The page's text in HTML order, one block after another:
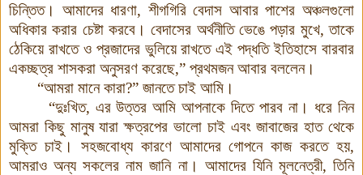
চিন্তিত।
আমাদের ধারণা, শীগগিরি বেদাস আবার পাশের অঞ্চলগুলো
অধিকার করার চেষ্টা করবে । বেদাসের অর্থনীতি ভেঙে পড়ার মুখে,তাকে
ঠেকিয়ে রাখতে ও প্রজাদের ভুলিয়ে রাখতে এই পদ্ধতি ইতিহাসে বারবার
একচ্ছত্র শাসকরা অনুসরণ করেছে,” প্রথমজন আবার বললেন।
“আমরা মানে কারা?” জানতে চাই আমি ।
“দুঃখিত, এর উত্তর আমি আপনাকে দিতে পারব না । ধরে নিন
আমরা কিছু মানুষ যারা ক্ষত্রপের ভালো চাই এবং জাবাজের হাত থেকে
মুক্তি চাই। সহজবোধ্য কারণে আমাদের গোপনে কাজ করতে হয়,
আমরাও অন্য সকলের নাম জানি না। আমাদের যিনি মূলনেত্রী,তিনি